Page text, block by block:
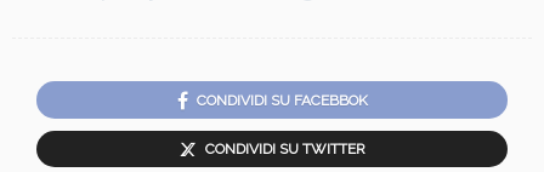
CONDIVIDI SU FACEBBOK
CONDIVIDI SU TWITTER